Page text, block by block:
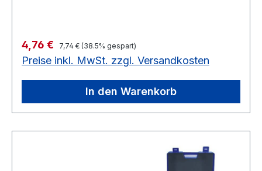
Verkaufspreis:
4,76 € Regulärer Preis:
7,74 € (38.5% gespart)
Preise inkl. MwSt. zzgl. Versandkosten
In den Warenkorb